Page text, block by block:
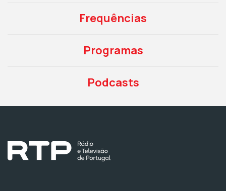
Frequências
Programas
Podcasts